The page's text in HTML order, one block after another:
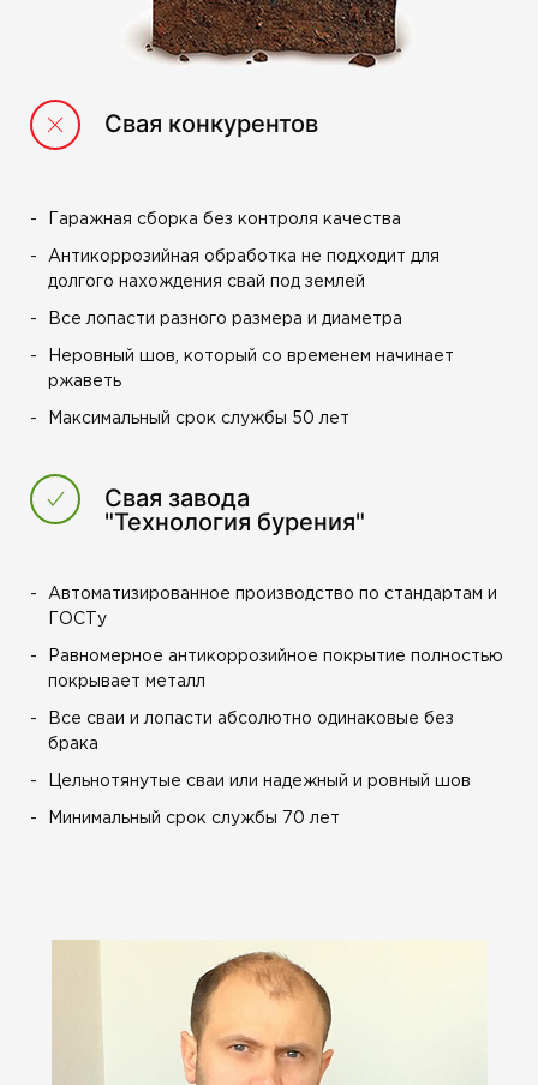
Свая конкурентов
Гаражная сборка без контроля качества
Антикоррозийная обработка не подходит для
долгого нахождения свай под землей
Все лопасти разного размера и диаметра
Неровный шов, который со временем начинает
ржаветь
Максимальный срок службы 50 лет
Свая завода
"Технология бурения"
Автоматизированное производство по стандартам и
ГОСТу
Равномерное антикоррозийное покрытие полностью
покрывает металл
Все сваи и лопасти абсолютно одинаковые без
брака
Цельнотянутые сваи или надежный и ровный шов
Минимальный срок службы 70 лет